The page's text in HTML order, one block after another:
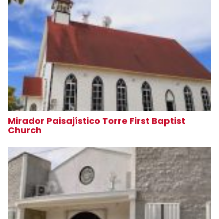
Mirador Paisajístico Torre First Baptist
Church